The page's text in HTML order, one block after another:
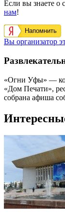
Если вы знаете о
нам!
Напомнить
Вы организатор
«Огни Уфы» —
«Дом Печати»,
собрана афиша